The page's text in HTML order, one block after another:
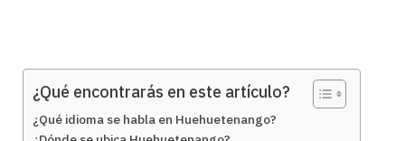
¿Qué encontrarás en este artículo?
¿Qué idioma se habla en Huehuetenango?